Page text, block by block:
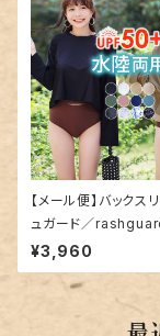
【メール便】バックス
ュガード／
¥3,960